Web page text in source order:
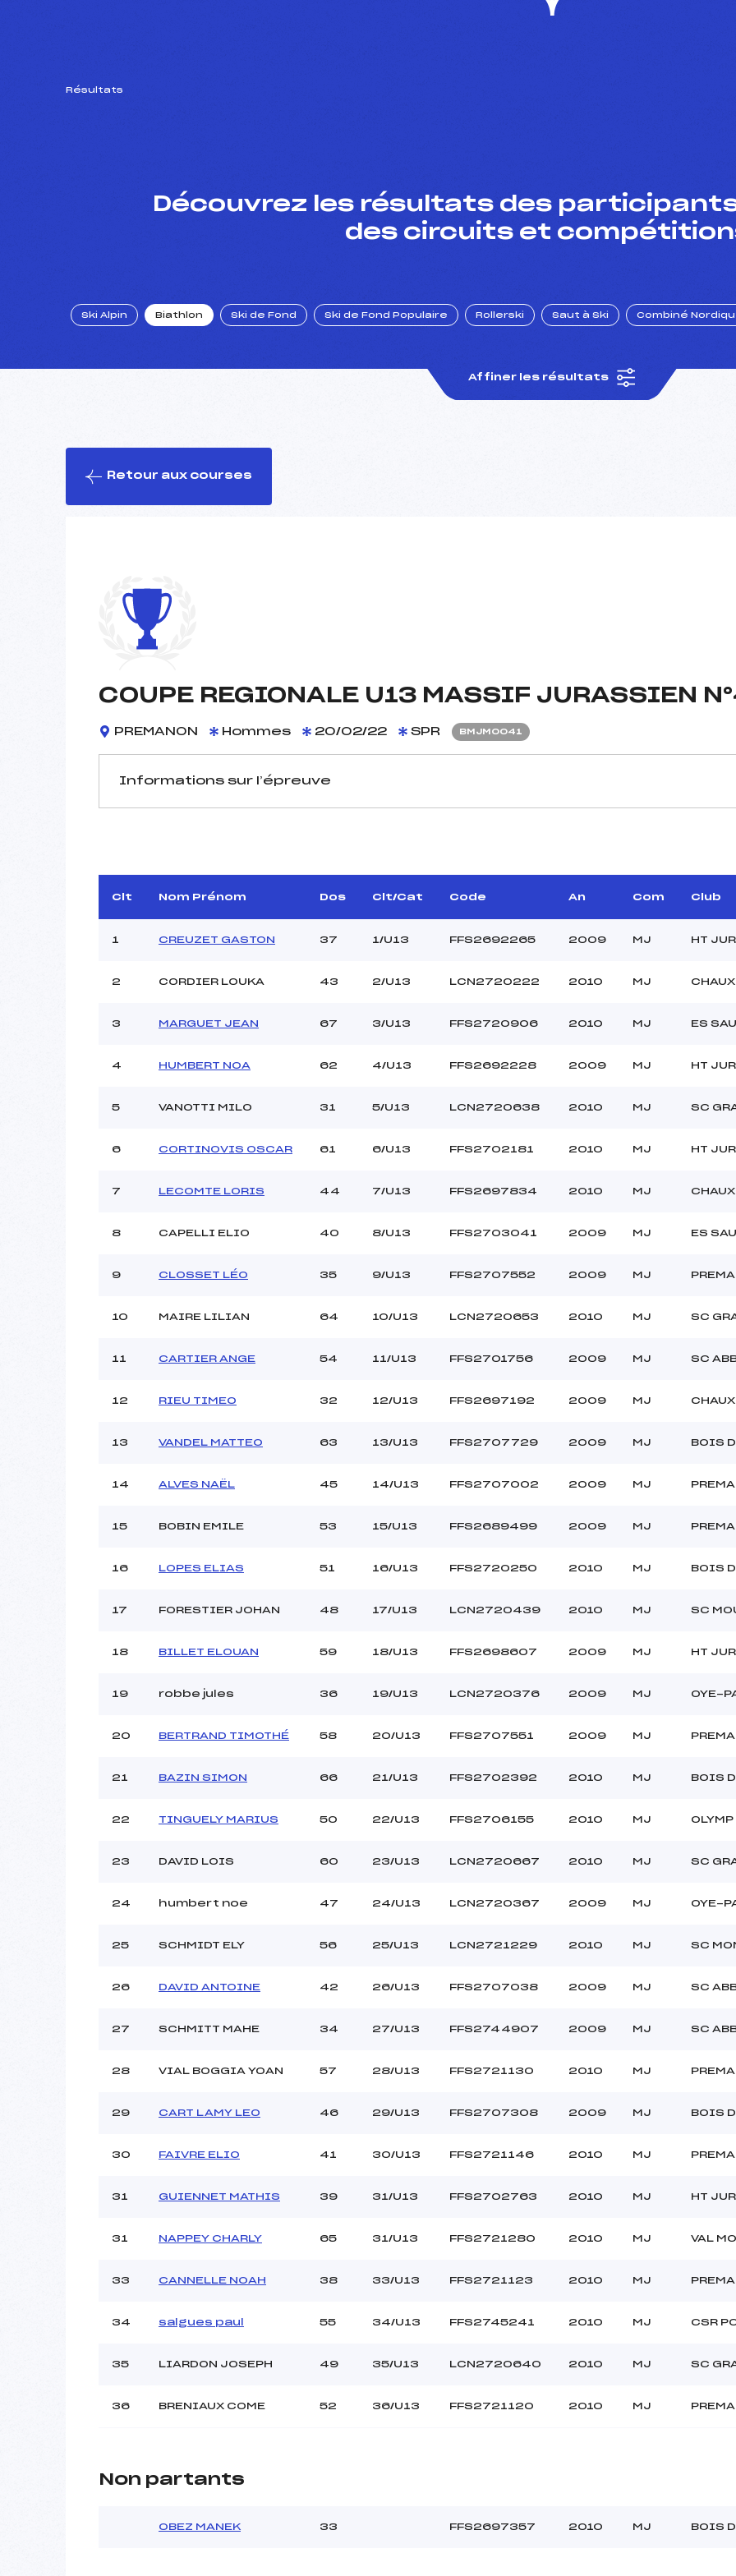
Résultats
Découvrez les résultats des participants
des circuits et
Ski Alpin Biathlon Ski de Fond Ski de Fond Populaire Rollerski Saut à Ski Combiné
Affiner les résultats
Retour aux courses
COUPE REGIONALE U13 MASSIF JURASSIEN
PREMANON Hommes 20/02/22 SPR BMJM0041
Informations sur l’épreuve
D.T Adjoint :
–
Dir. Epreuve :
POURCHET JOEL (MJ)
Distance :
Point Haut :
Pénalité appliquée :
–
Catégorie :
U13
Clt Nom Prénom Dos Clt/Cat Code An Com Club
1 CREUZET GASTON 37 1/U13 FFS2692265 2009 MJ HT
2 CORDIER LOUKA 43 2/U13 LCN2720222 2010 MJ
3 MARGUET JEAN 67 3/U13 FFS2720906 2010 MJ ES
4 HUMBERT NOA 62 4/U13 FFS2692228 2009 MJ HT
5 VANOTTI MILO 31 5/U13 LCN2720638 2010 MJ SC
6 CORTINOVIS OSCAR 61 6/U13 FFS2702181 2010 MJ HT
7 LECOMTE LORIS 44 7/U13 FFS2697834 2010 MJ
8 CAPELLI ELIO 40 8/U13 FFS2703041 2009 MJ ES
9 CLOSSET LÉO 35 9/U13 FFS2707552 2009 MJ
10 MAIRE LILIAN 64 10/U13 LCN2720653 2010 MJ SC
11 CARTIER ANGE 54 11/U13 FFS2701756 2009 MJ SC
12 RIEU TIMEO 32 12/U13 FFS2697192 2009 MJ
13 VANDEL MATTEO 63 13/U13 FFS2707729 2009 MJ BOIS
14 ALVES NAËL 45 14/U13 FFS2707002 2009 MJ
15 BOBIN EMILE 53 15/U13 FFS2689499 2009 MJ
16 LOPES ELIAS 51 16/U13 FFS2720250 2010 MJ BOIS
17 FORESTIER JOHAN 48 17/U13 LCN2720439 2010 MJ SC
18 BILLET ELOUAN 59 18/U13 FFS2698607 2009 MJ HT
19 robbe jules 36 19/U13 LCN2720376 2009 MJ OYE-
20 BERTRAND TIMOTHÉ 58 20/U13 FFS2707551 2009 MJ
21 BAZIN SIMON 66 21/U13 FFS2702392 2010 MJ BOIS
22 TINGUELY MARIUS 50 22/U13 FFS2706155 2010 MJ OLYMP
23 DAVID LOIS 60 23/U13 LCN2720667 2010 MJ SC
24 humbert noe 47 24/U13 LCN2720367 2009 MJ OYE-
25 SCHMIDT ELY 56 25/U13 LCN2721229 2010 MJ SC
26 DAVID ANTOINE 42 26/U13 FFS2707038 2009 MJ SC
27 SCHMITT MAHE 34 27/U13 FFS2744907 2009 MJ SC
28 VIAL BOGGIA YOAN 57 28/U13 FFS2721130 2010 MJ
29 CART LAMY LEO 46 29/U13 FFS2707308 2009 MJ BOIS
30 FAIVRE ELIO 41 30/U13 FFS2721146 2010 MJ
31 GUIENNET MATHIS 39 31/U13 FFS2702763 2010 MJ HT
31 NAPPEY CHARLY 65 31/U13 FFS2721280 2010 MJ VAL
33 CANNELLE NOAH 38 33/U13 FFS2721123 2010 MJ
34 salgues paul 55 34/U13 FFS2745241 2010 MJ CSR
35 LIARDON JOSEPH 49 35/U13 LCN2720640 2010 MJ SC
36 BRENIAUX COME 52 36/U13 FFS2721120 2010 MJ
Non partants
OBEZ MANEK 33 FFS2697357 2010 MJ BOIS